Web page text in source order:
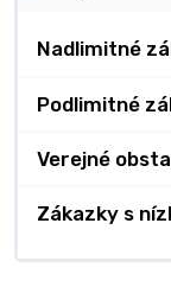
Nadlimitné
Podlimitné
Verejné
Zákazky s